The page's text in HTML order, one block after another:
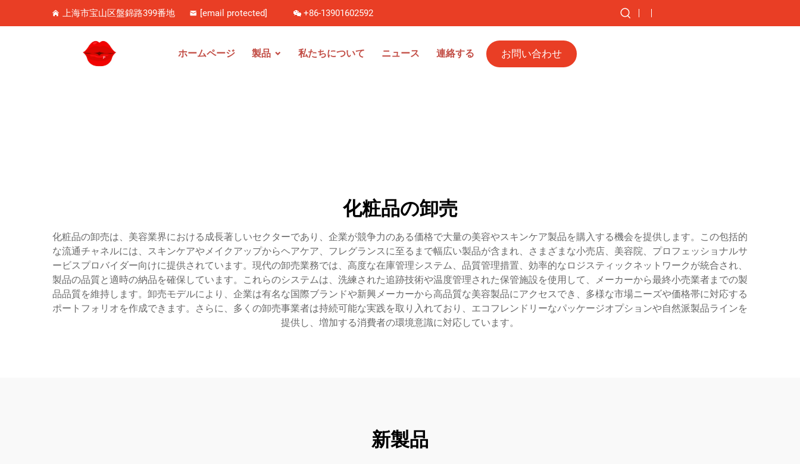
上海市宝山区盤錦路399番地 [email protected] +86-13901602592
ホームページ 製品 私たちについて ニュース 連絡する お問い合わせ
化粧品の卸売
化粧品の卸売は、美容業界における成長著しいセクターであり、企業が競争力のある価格で大量の美容やスキンケア製品を購入する機会を提供します。この包括的
な流通チャネルには、スキンケアやメイクアップからヘアケア、フレグランスに至るまで幅広い製品が含まれ、さまざまな小売店、美容院、プロフェッショナルサ
ービスプロバイダー向けに提供されています。現代の卸売業務では、高度な在庫管理システム、品質管理措置、効率的なロジスティックネットワークが統合され、
製品の品質と適時の納品を確保しています。これらのシステムは、洗練された追跡技術や温度管理された保管施設を使用して、メーカーから最終小売業者までの製
品品質を維持します。卸売モデルにより、企業は有名な国際ブランドや新興メーカーから高品質な美容製品にアクセスでき、多様な市場ニーズや価格帯に対応する
ポートフォリオを作成できます。さらに、多くの卸売事業者は持続可能な実践を取り入れており、エコフレンドリーなパッケージオプションや自然派製品ラインを
提供し、増加する消費者の環境意識に対応しています。
新製品